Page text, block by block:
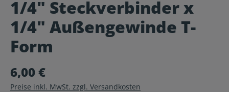
Durchschnittliche Bewertung von 0 von 5 Sternen
1/4" Steckverbinder x
1/4" Außengewinde T-
Form
6,00 €
Preise inkl. MwSt. zzgl. Versandkosten